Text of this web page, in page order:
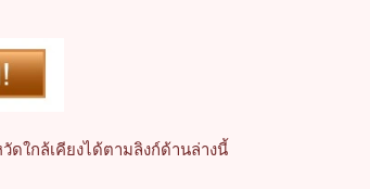
ดใกล้เคียงได้ตามลิงก์ด้านล่างนี้